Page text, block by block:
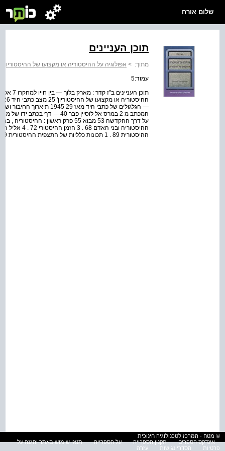
שלום אורח
תוכן העניינים
מתוך: > אפולוגיה על ההיסטוריה או מקצועו של ההיסטוריון
עמוד:5
תוכן
ההיסטורית 89 . 1 תכונות כלליות של התצפית ההיסטורית 89 . 2 העדויות 97 . 3 מסירת העדויות 104
© מטח - המרכז לטכנולוגיה חינוכית
אינדקס הספרים
תקנון הספרייה על הספרייה
תנאי שימוש באתר והגנה על
פרטיות
הסדרי נגישות עזרה